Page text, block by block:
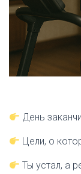
День
Цели, о
Ты устал, а